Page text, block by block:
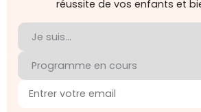
réussite de vos enfants et